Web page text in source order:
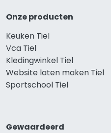
Onze producten
Keuken Tiel
Vca Tiel
Kledingwinkel Tiel
Website laten maken Tiel
Sportschool Tiel
Gewaardeerd